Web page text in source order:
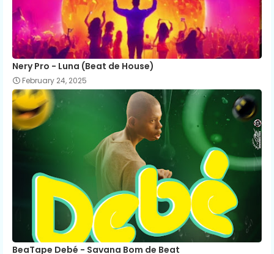
Nery Pro - Luna (Beat de House)
February 24, 2025
BeaTape Debé - Savana Bom de Beat